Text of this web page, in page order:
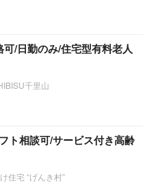
可/日勤のみ/住宅型有料老人
千里山
ト相談可/サービス付き高齢
住宅 “げんき村”